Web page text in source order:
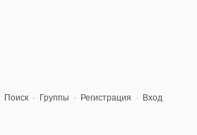
Поиск · Группы · Регистрация · Вход